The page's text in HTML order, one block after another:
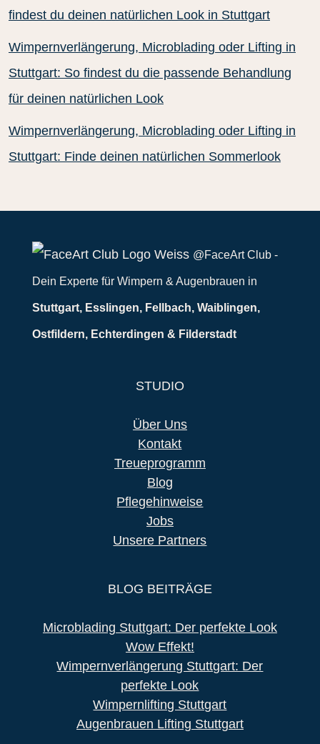
findest du deinen natürlichen Look in Stuttgart
Wimpernverlängerung, Microblading oder Lifting in
Stuttgart: So findest du die passende Behandlung
für deinen natürlichen Look
Wimpernverlängerung, Microblading oder Lifting in
Stuttgart: Finde deinen natürlichen Sommerlook
@FaceArt Club -
Dein Experte für Wimpern & Augenbrauen in
Stuttgart, Esslingen, Fellbach, Waiblingen,
Ostfildern, Echterdingen & Filderstadt
STUDIO
Über Uns
Kontakt
Treueprogramm
Blog
Pflegehinweise
Jobs
Unsere Partners
BLOG BEITRÄGE
Microblading Stuttgart: Der perfekte Look
Wow Effekt!
Wimpernverlängerung Stuttgart: Der
perfekte Look
Wimpernlifting Stuttgart
Augenbrauen Lifting Stuttgart